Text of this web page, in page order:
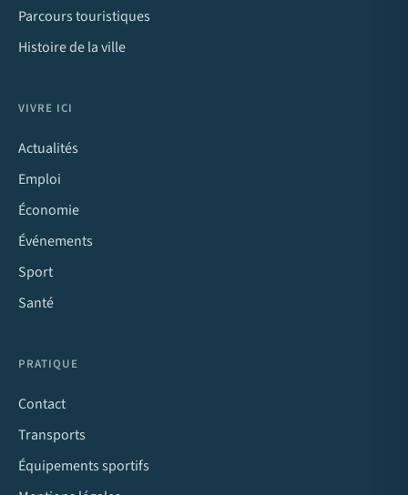
Parcours touristiques
Histoire de la ville
VIVRE ICI
Actualités
Emploi
Économie
Événements
Sport
Santé
PRATIQUE
Contact
Transports
Équipements sportifs